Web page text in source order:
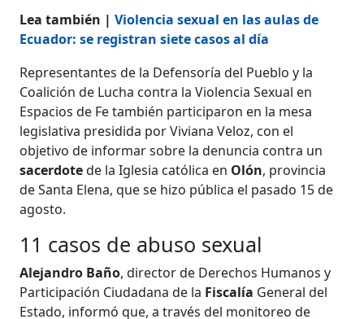
Lea también |Violencia sexual en las aulas de
Ecuador: se registran siete casos al día
Representantes de la Defensoría del Pueblo y la
Coalición de Lucha contra la Violencia Sexual en
Espacios de Fe también participaron en la mesa
legislativa presidida por Viviana Veloz, con el
objetivo de informar sobre la denuncia contra un
sacerdotede la Iglesia católica en Olón, provincia
de Santa Elena, que se hizo pública el pasado 15 de
agosto.
11 casos de abuso sexual
Alejandro Baño, director de Derechos Humanos y
Participación Ciudadana de la Fiscalía General del
Estado, informó que, a través del monitoreo de